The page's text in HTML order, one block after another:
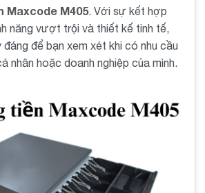
Maxcode M405. Với sự kết hợp
năng vượt trội và thiết kế tinh tế,
để bạn xem xét khi có nhu cầu
nhân hoặc doanh nghiệp của mình.